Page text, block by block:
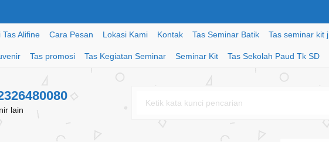
Alifine Cara Pesan Lokasi Kami Kontak Tas Seminar Batik Tas seminar kit
Tas promosi Tas Kegiatan Seminar Seminar Kit Tas Sekolah Paud Tk SD
lain